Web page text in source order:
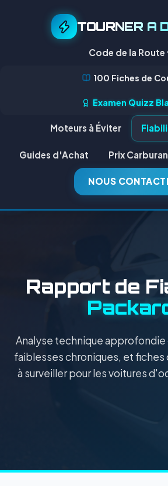
TOURNER A
Code de la Route
100 Fiches de
Examen Quizz
Moteurs à Éviter
Guides d'Achat Prix
NOUS
Rapport de
Analyse technique
faiblesses chroniques, et
à surveiller pour les voitures